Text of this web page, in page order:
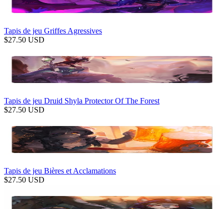
Tapis de jeu Griffes Agressives
$27.50 USD
Tapis de jeu Druid Shyla Protector Of The Forest
$27.50 USD
Tapis de jeu Bières et Acclamations
$27.50 USD